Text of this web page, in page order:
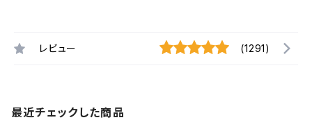
レビュー (1291)
最近チェックした商品